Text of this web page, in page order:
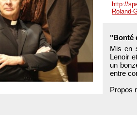
http://
Roland-
"Bonté
Mis en
Lenoir
un
entre
Propos